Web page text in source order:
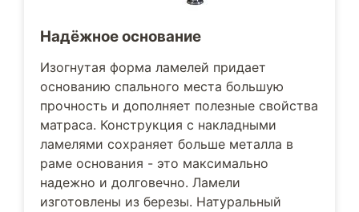
Надёжное основание
Изогнутая форма ламелей придает
основанию спального места большую
прочность и дополняет полезные свойства
матраса. Конструкция с накладными
ламелями сохраняет больше металла в
раме основания - это максимально
надежно и долговечно. Ламели
изготовлены из березы. Натуральный